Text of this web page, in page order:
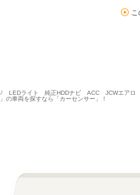
LEDライト 純正HDDナビ ACC JCWエア
車両を探すなら「カーセンサー」！